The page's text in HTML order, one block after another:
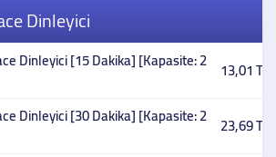
Dinleyici
Dinleyici [15 Dakika] [Kapasite: 2 13,01 TL
Dinleyici [30 Dakika] [Kapasite: 2 23,69 TL